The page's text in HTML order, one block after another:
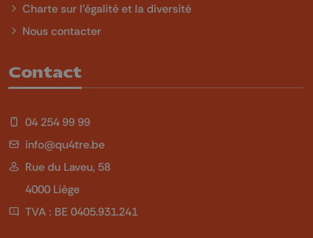
Charte sur l'égalité et la diversité
Nous contacter
Contact
04 254 99 99
info@qu4tre.be
Rue du Laveu, 58
4000 Liège
TVA : BE 0405.931.241